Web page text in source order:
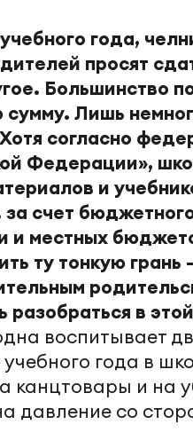
года,
просят
Большинство
Лишь
согласно
Федерации»,
и
за счет
и местных
ту тонкую
разобраться в
воспитывает
года в
канцтовары и на
давление со